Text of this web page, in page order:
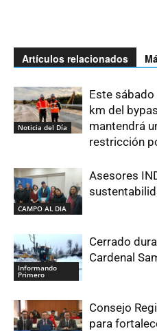
Artículos relacionados
Noticia del Día
Este
km del
mantendrá
restricción
CAMPO AL DIA
Asesores
Informando
Primero
Cerrado
Cardenal
Consejo
para